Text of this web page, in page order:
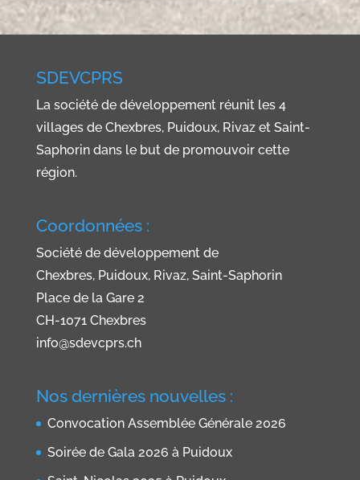
SDEVCPRS
La société de développement réunit les 4
villages de Chexbres, Puidoux, Rivaz et Saint-
Saphorin dans le but de promouvoir cette
région.
Coordonnées :
Société de développement de
Chexbres, Puidoux, Rivaz, Saint-Saphorin
Place de la Gare 2
CH-1071 Chexbres
info@sdevcprs.ch
Nos dernières nouvelles :
Convocation Assemblée Générale 2026
Soirée de Gala 2026 à Puidoux